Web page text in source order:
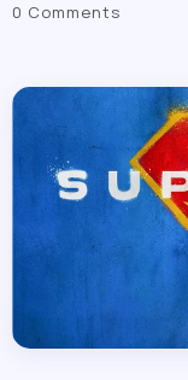
0 Comments